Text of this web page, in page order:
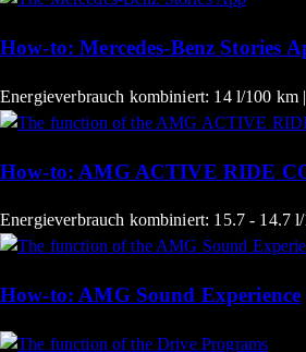
How-to: Mercedes-Benz Stories
Energieverbrauch kombiniert: 14 l/100 km
How-to: AMG ACTIVE RIDE
Energieverbrauch kombiniert: 15.7 - 14.7
How-to: AMG Sound Experience